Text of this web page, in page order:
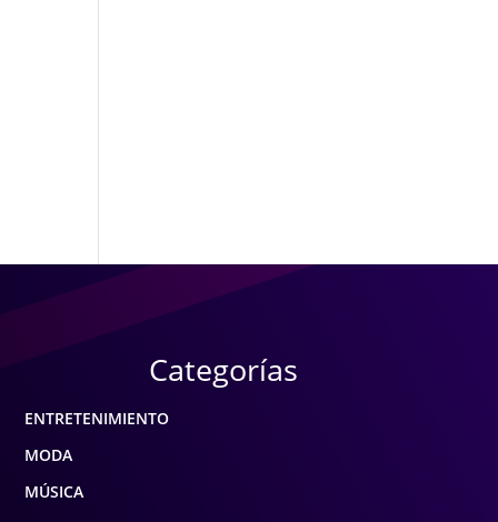
Categorías
ENTRETENIMIENTO
MODA
MÚSICA